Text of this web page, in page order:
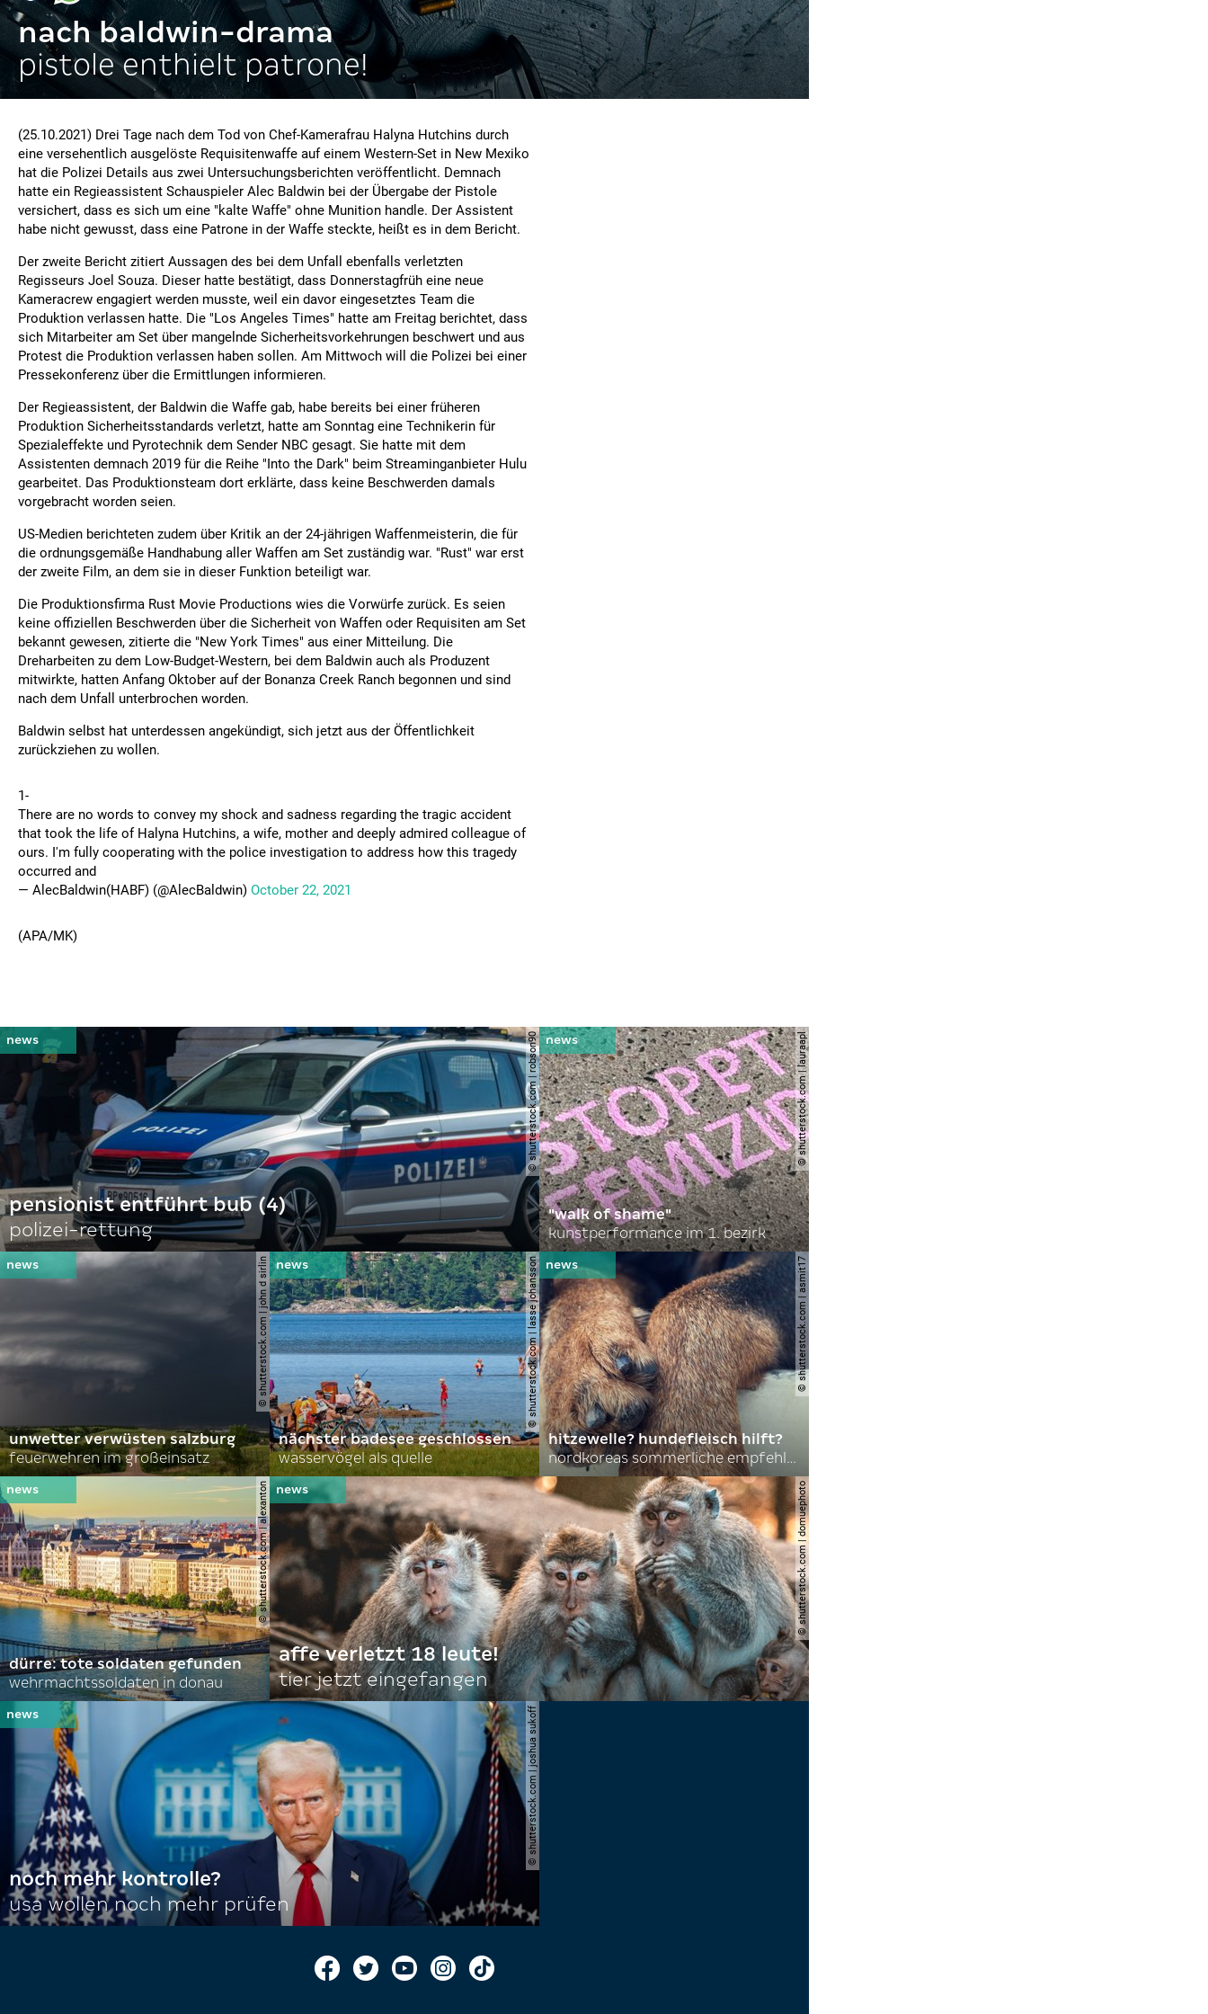
nach baldwin-drama
pistole enthielt patrone!
(25.10.2021) Drei Tage nach dem Tod von Chef-Kamerafrau Halyna Hutchins durch
eine versehentlich ausgelöste Requisitenwaffe auf einem Western-Set in New Mexiko
hat die Polizei Details aus zwei Untersuchungsberichten veröffentlicht. Demnach
hatte ein Regieassistent Schauspieler Alec Baldwin bei der Übergabe der Pistole
versichert, dass es sich um eine "kalte Waffe" ohne Munition handle. Der Assistent
habe nicht gewusst, dass eine Patrone in der Waffe steckte, heißt es in dem Bericht.
Der zweite Bericht zitiert Aussagen des bei dem Unfall ebenfalls verletzten
Regisseurs Joel Souza. Dieser hatte bestätigt, dass Donnerstagfrüh eine neue
Kameracrew engagiert werden musste, weil ein davor eingesetztes Team die
Produktion verlassen hatte. Die "Los Angeles Times" hatte am Freitag berichtet, dass
sich Mitarbeiter am Set über mangelnde Sicherheitsvorkehrungen beschwert und aus
Protest die Produktion verlassen haben sollen. Am Mittwoch will die Polizei bei einer
Pressekonferenz über die Ermittlungen informieren.
Der Regieassistent, der Baldwin die Waffe gab, habe bereits bei einer früheren
Produktion Sicherheitsstandards verletzt, hatte am Sonntag eine Technikerin für
Spezialeffekte und Pyrotechnik dem Sender NBC gesagt. Sie hatte mit dem
Assistenten demnach 2019 für die Reihe "Into the Dark" beim Streaminganbieter Hulu
gearbeitet. Das Produktionsteam dort erklärte, dass keine Beschwerden damals
vorgebracht worden seien.
US-Medien berichteten zudem über Kritik an der 24-jährigen Waffenmeisterin, die für
die ordnungsgemäße Handhabung aller Waffen am Set zuständig war. "Rust" war erst
der zweite Film, an dem sie in dieser Funktion beteiligt war.
Die Produktionsfirma Rust Movie Productions wies die Vorwürfe zurück. Es seien
keine offiziellen Beschwerden über die Sicherheit von Waffen oder Requisiten am Set
bekannt gewesen, zitierte die "New York Times" aus einer Mitteilung. Die
Dreharbeiten zu dem Low-Budget-Western, bei dem Baldwin auch als Produzent
mitwirkte, hatten Anfang Oktober auf der Bonanza Creek Ranch begonnen und sind
nach dem Unfall unterbrochen worden.
Baldwin selbst hat unterdessen angekündigt, sich jetzt aus der Öffentlichkeit
zurückziehen zu wollen.
1-
There are no words to convey my shock and sadness regarding the tragic accident
that took the life of Halyna Hutchins, a wife, mother and deeply admired colleague of
ours. I'm fully cooperating with the police investigation to address how this tragedy
occurred and
— AlecBaldwin(HABF) (@AlecBaldwin) October 22, 2021
(APA/MK)
© shutterstock.com | robson90
pensionist entführt bub (4)
polizei-rettung
© shutterstock.com | lauraapl
"walk of shame"
kunstperformance im 1. bezirk
© shutterstock.com | john d sirlin
unwetter verwüsten salzburg
feuerwehren im großeinsatz
© shutterstock.com | lasse johansson
nächster badesee geschlossen
wasservögel als quelle
© shutterstock.com | asmit17
hitzewelle? hundefleisch hilft?
nordkoreas sommerliche empfehlungen
© shutterstock.com | alexanton
dürre: tote soldaten gefunden
wehrmachtssoldaten in donau
© shutterstock.com | domuephoto
affe verletzt 18 leute!
tier jetzt eingefangen
© shutterstock.com | joshua sukoff
noch mehr kontrolle?
usa wollen noch mehr prüfen